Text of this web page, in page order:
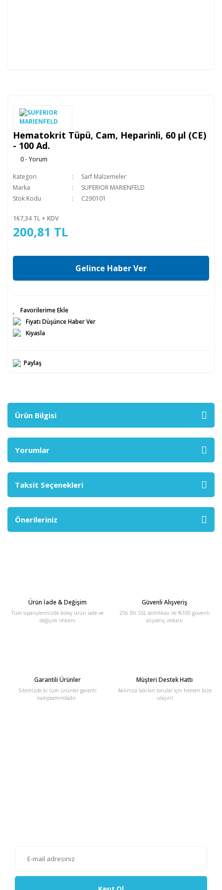
Hematokrit Tüpü, Cam, Heparinli, 60 µl (CE)
- 100 Ad.
0 - Yorum
Kategori
Sarf Malzemeler
Marka
SUPERIOR MARIENFELD
Stok Kodu
C290101
167,34 TL + KDV
200,81 TL
Gelince Haber Ver
Fiyatı Düşünce Haber Ver
Kıyasla
Paylaş
Ürün Bilgisi
Yorumlar
Taksit Seçenekleri
Önerileriniz
Ürün İade & Değişim
Tüm siparişlerinizde kolay ürün iade ve
değişim imkanı
Güvenli Alışveriş
256 Bit SSL sertifikası ile %100 güvenli
alışveriş imkanı
Garantili Ürünler
Sitemizde ki tüm ürünler garanti
kampsamındadır.
Müşteri Destek Hattı
Aklınıza takılan sorular için hemen bize
ulaşın!